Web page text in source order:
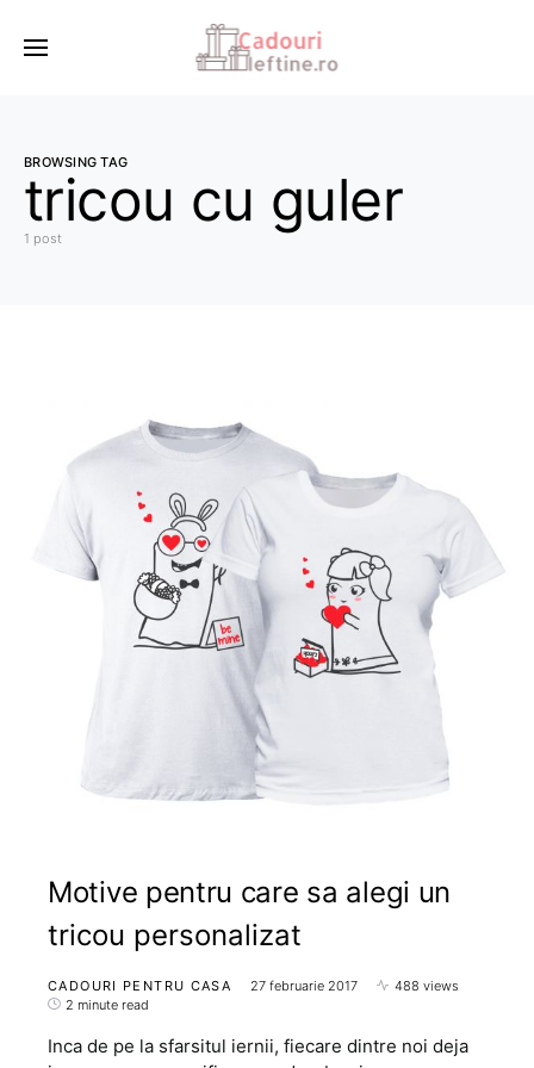
BROWSING TAG
tricou cu guler
1 post
Motive pentru care sa alegi un
tricou personalizat
CADOURI PENTRU CASA 27 februarie 2017
488 views
2 minute read
Inca de pe la sfarsitul iernii, fiecare dintre noi deja